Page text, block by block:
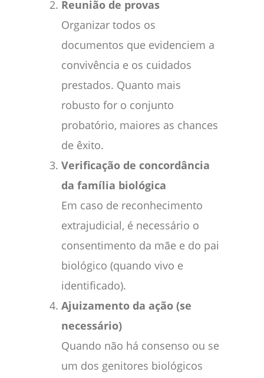
Reunião de provas
Organizar todos os
documentos que evidenciem a
convivência e os cuidados
prestados. Quanto mais
robusto for o conjunto
probatório, maiores as chances
de êxito.
Verificação de concordância
da família biológica
Em caso de reconhecimento
extrajudicial, é necessário o
consentimento da mãe e do pai
biológico (quando vivo e
identificado).
Ajuizamento da ação (se
necessário)
Quando não há consenso ou se
um dos genitores biológicos